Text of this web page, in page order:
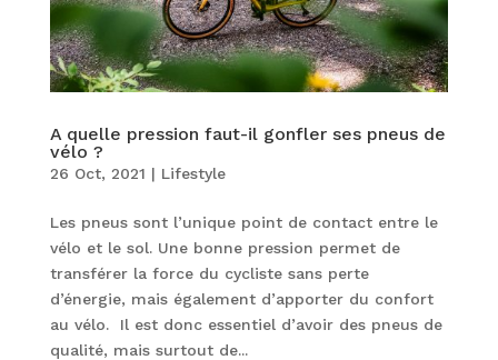
A quelle pression faut-il gonfler ses pneus de
vélo ?
26 Oct, 2021 | Lifestyle
Les pneus sont l’unique point de contact entre le
vélo et le sol. Une bonne pression permet de
transférer la force du cycliste sans perte
d’énergie, mais également d’apporter du confort
au vélo. Il est donc essentiel d’avoir des pneus de
qualité, mais surtout de...